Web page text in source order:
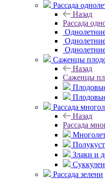
Рассада
Назад
Рассада
Саженцы
Назад
Саженцы
Рассада
Назад
Рассада
Злаки и
Рассада зелени